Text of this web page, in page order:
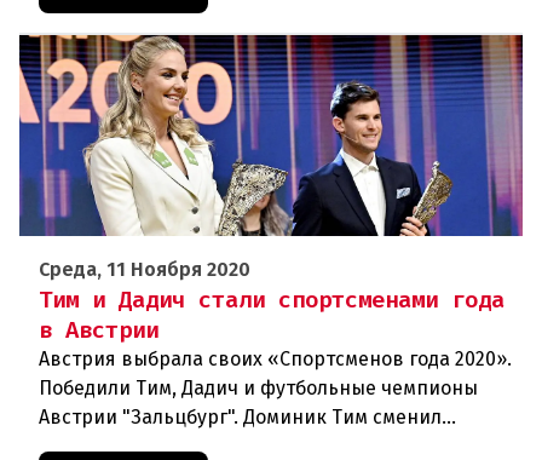
Среда, 11 Ноября 2020
Тим и Дадич стали спортсменами года
в Австрии
Австрия выбрала своих «Спортсменов года 2020».
Победили Тим, Дадич и футбольные чемпионы
Австрии "Зальцбург". Доминик Тим сменил
постоянного победителя Марселя Хиршера в